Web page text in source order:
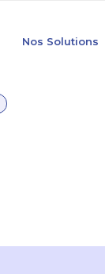
Nos Solutions